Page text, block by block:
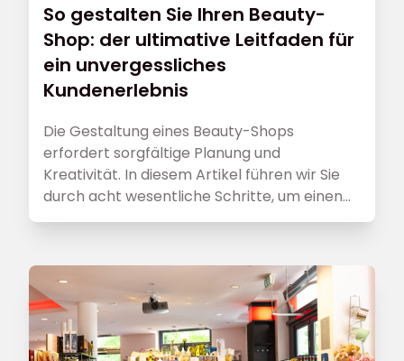
So gestalten Sie Ihren Beauty-
Shop: der ultimative Leitfaden für
ein unvergessliches
Kundenerlebnis
Die Gestaltung eines Beauty-Shops
erfordert sorgfältige Planung und
Kreativität. In diesem Artikel führen wir Sie
durch acht wesentliche Schritte, um einen
attraktiven und zugleich funktionalen Raum
Kundenerlebnis sorgt.